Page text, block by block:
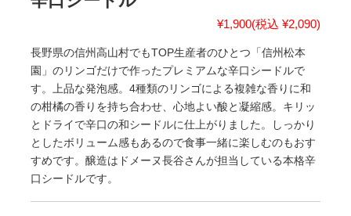
¥1,900(税込 ¥2,090)
長野県の信州高山村でもTOP生産者のひとつ「信州松本
園」のリンゴだけで作ったプレミアムな辛口シードルで
す。上品な発泡感。4種類のリンゴによる複雑な香りに和
の柑橘の香りを持ち合わせ、心地よい酸と凝縮感。キリッ
とドライで辛口の和シードルに仕上がりました。しっかり
としたボリューム感もあるので食事一緒に楽しむのもおす
すめです。醸造はドメーヌ長谷さんが担当している本格辛
口シードルです。